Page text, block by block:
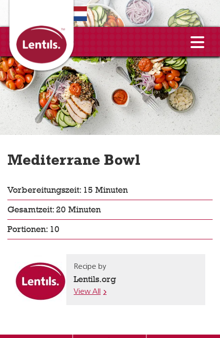
Mediterrane Bowl
Vorbereitungszeit: 15 Minuten
Gesamtzeit: 20 Minuten
Portionen: 10
Recipe by
Lentils.org
View All